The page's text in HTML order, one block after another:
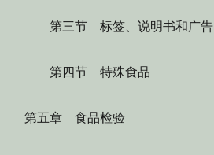
第三节 标签、说明书和广告
第四节 特殊食品
第五章 食品检验